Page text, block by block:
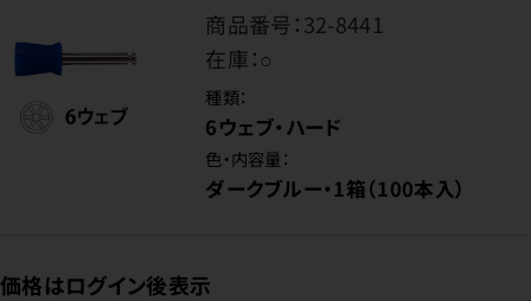
商品番号：32-8441
在庫：○
種類：
6ウェブ・ハード
色・内容量：
ダークブルー・1箱（100本入）
価格はログイン後表示